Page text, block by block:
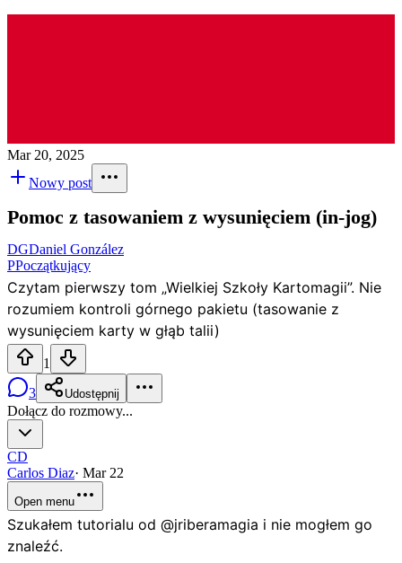
Mar 20, 2025
Nowy post
Pomoc z tasowaniem z wysunięciem (in-jog)
DGDaniel González
PPoczątkujący
Czytam pierwszy tom „Wielkiej Szkoły Kartomagii”. Nie
rozumiem kontroli górnego pakietu (tasowanie z
wysunięciem karty w głąb talii)
1
3
Udostępnij
Dołącz do rozmowy...
CD
Carlos Diaz· Mar 22
Open menu
Szukałem tutorialu od @jriberamagia i nie mogłem go
znaleźć.